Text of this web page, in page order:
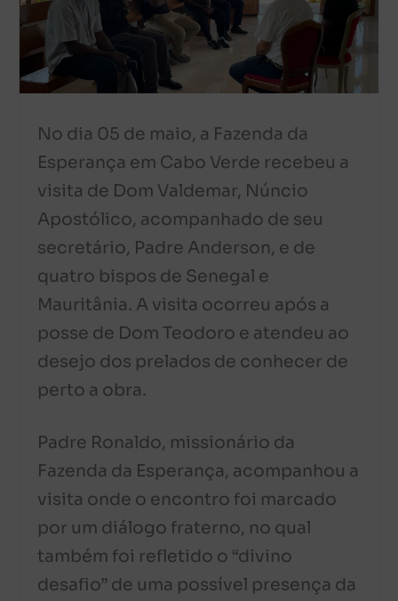
No dia 05 de maio, a Fazenda da
Esperança em Cabo Verde recebeu a
visita de Dom Valdemar, Núncio
Apostólico, acompanhado de seu
secretário, Padre Anderson, e de
quatro bispos de Senegal e
Mauritânia. A visita ocorreu após a
posse de Dom Teodoro e atendeu ao
desejo dos prelados de conhecer de
perto a obra.
Padre Ronaldo, missionário da
Fazenda da Esperança, acompanhou a
visita onde o encontro foi marcado
por um diálogo fraterno, no qual
também foi refletido o “divino
desafio” de uma possível presença da